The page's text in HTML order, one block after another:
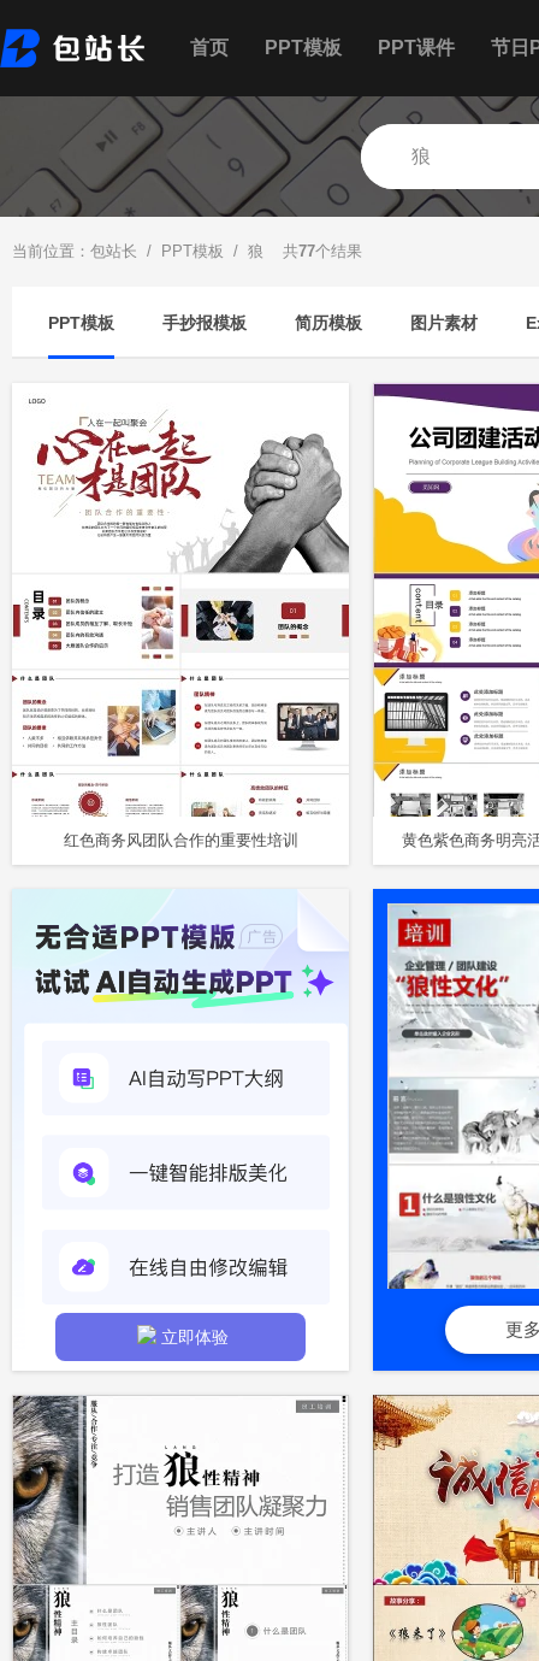
首页 PPT模板 PPT课件 节日
当前位置： 包站长 / PPT模板 / 狼 共77个结果
PPT模板 手抄报模板 简历模板 图片素材
红色商务风团队合作的重要性培训
立即体验 更